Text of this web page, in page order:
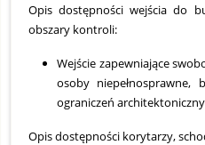
Opis dostępności wejścia do
obszary kontroli:
Wejście zapewniające
osoby niepełnosprawne,
ograniczeń
Opis dostępności korytarzy,